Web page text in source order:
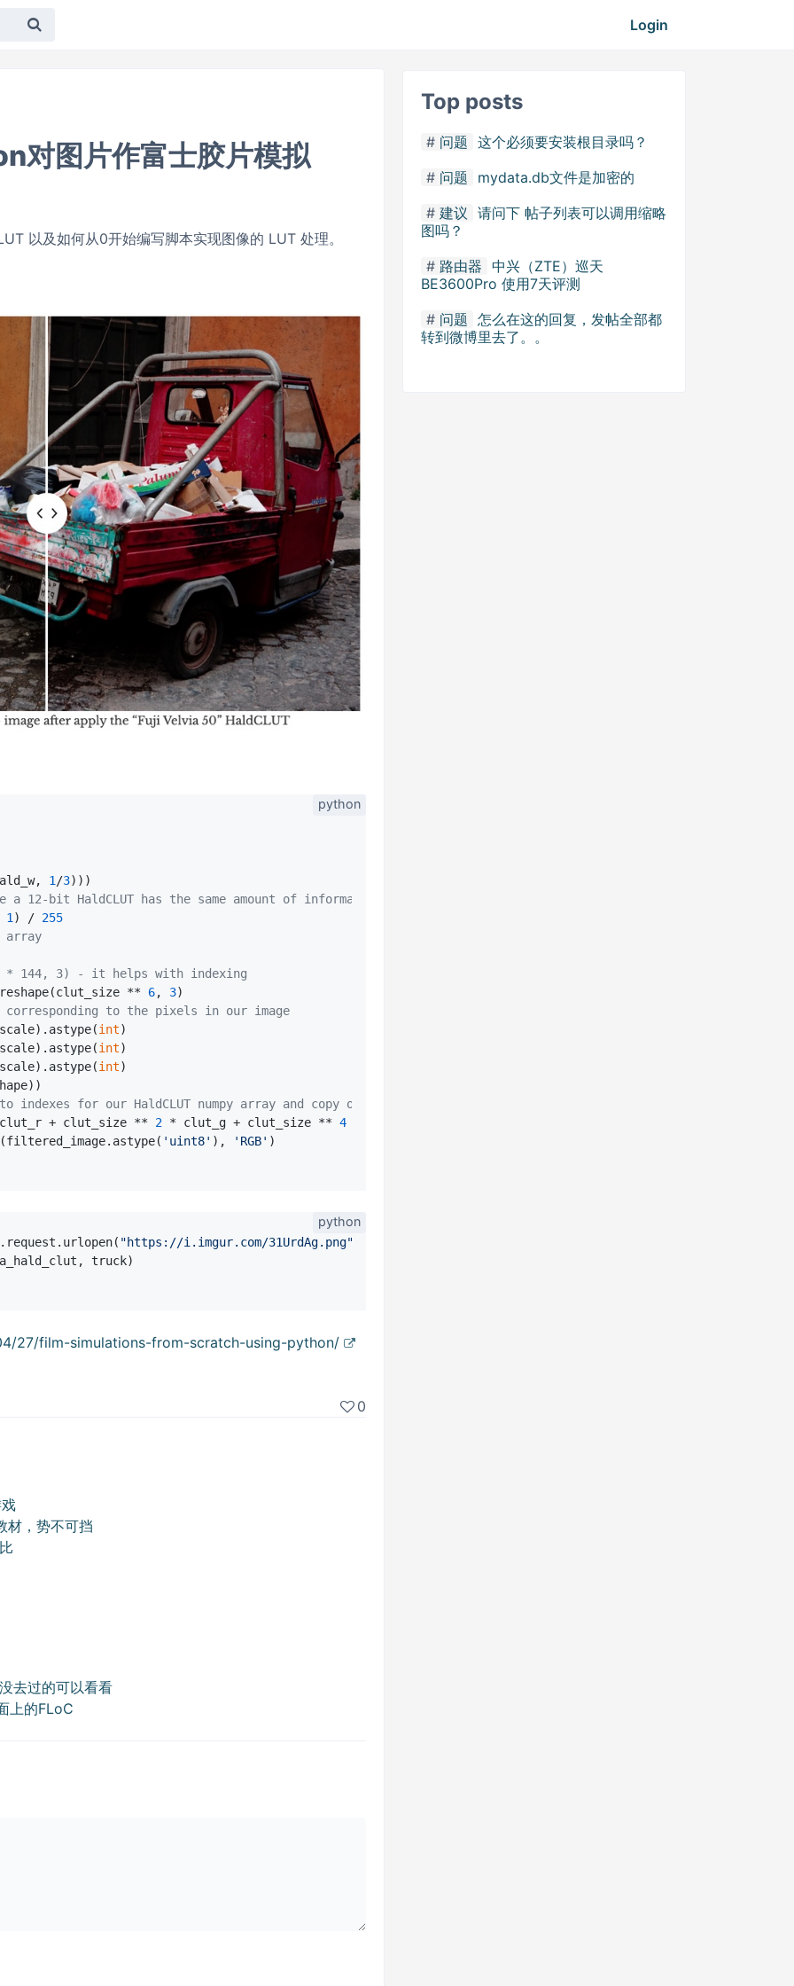
Login
对图片作富士胶片模拟
以及如何从0开始编写脚本实现图像的 LUT 处理。
1 /3)))
a 12-bit HaldCLUT has the same amount of information as a 144-bit 3D CLUT
1 ) / 255
array
* 144, 3) - it helps with indexing
**
6, 3)
corresponding to the pixels in our image
int)
int)
int)
indexes for our HaldCLUT numpy array and copy over the colors to the new image
+ clut_size **
2 * clut_g + clut_size ** 4
'uint8' ), 'RGB' )
"https://i.imgur.com/31UrdAg.png"
truck)
27/film-simulations-from-scratch-using-python/
0
材，势不可挡
去过的可以看看
上的FLoC
Top posts
问题 这个必须要安装根目录吗？
问题
mydata.db文件是加密的
建议 请问下 帖子列表可以调用缩略
图吗？
路由器 中兴（ZTE）巡天
BE3600Pro 使用7天评测
问题 怎么在这的回复，发帖全部都
转到微博里去了。。